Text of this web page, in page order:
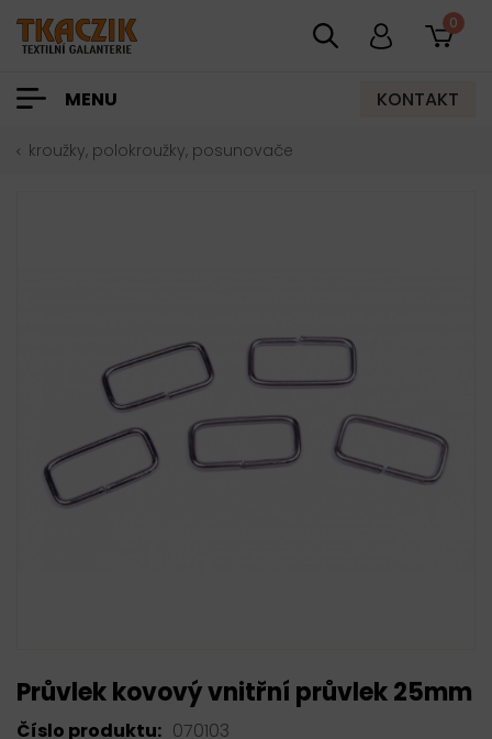
0
MENU KONTAKT
kroužky, polokroužky, posunovače
Průvlek kovový vnitřní průvlek 25mm
Číslo produktu: 070103